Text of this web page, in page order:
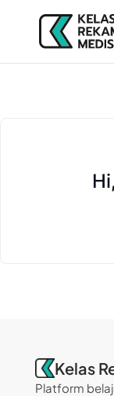
Kelas
Platform